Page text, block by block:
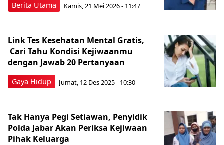
Berita Utama Kamis, 21 Mei 2026 - 11:47
Gaya Hidup
Link Tes Kesehatan Mental Gratis,
Cari Tahu Kondisi Kejiwaanmu
dengan Jawab 20 Pertanyaan
Jumat, 12 Des 2025 - 10:30
Tak Hanya Pegi Setiawan, Penyidik
Polda Jabar Akan Periksa Kejiwaan
Pihak Keluarga